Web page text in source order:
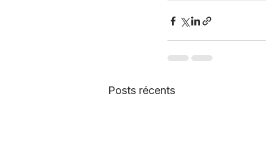
Posts récents